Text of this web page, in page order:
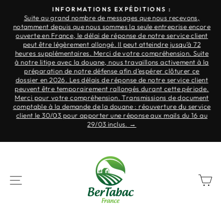
content
Slide
show
Break
INFORMATIONS EXPÉDITIONS :
Suite au grand nombre de messages que nous recevons,
notamment depuis que nous sommes la seule entreprise encore
ouverte en France, le délai de réponse de notre service client
peut être légèrement allongé. Il peut atteindre jusqu’à 72
heures supplémentaires. Merci de votre compréhension. Suite
à notre litige avec la douane, nous travaillons activement à la
préparation de notre défense afin d’espérer clôturer ce
dossier en 2026. Les délais de réponse de notre service client
peuvent être temporairement rallongés durant cette période.
Merci pour votre compréhension. Transmissions de document
comptable à la demande de la douane : réouverture du service
client le 30/03 pour apporter une réponse aux mails du 16 au
29/03 inclus. →